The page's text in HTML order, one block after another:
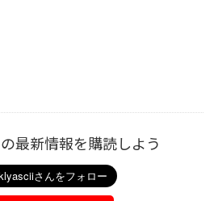
最新情報を購読しよう